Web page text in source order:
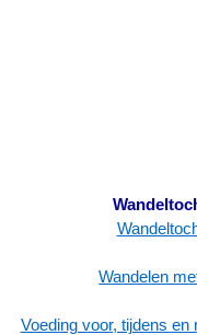
Wandelen
Voeding voor, tijdens en